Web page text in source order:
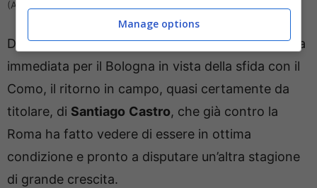
(Ansa) – Direttagoal.it
Due brutte notizie che hanno, come conseguenza
immediata per il Bologna in vista della sfida con il
Como, il ritorno in campo, quasi certamente da
titolare, di Santiago Castro, che già contro la
Roma ha fatto vedere di essere in ottima
condizione e pronto a disputare un’altra stagione
di grande crescita.
Manage options